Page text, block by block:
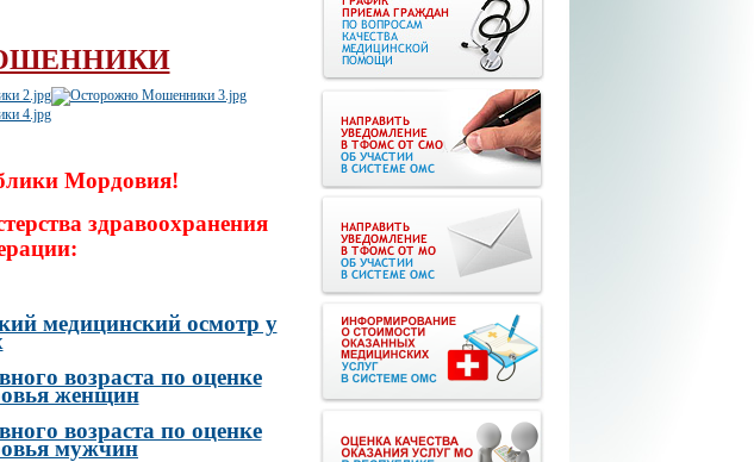
Мордовия!
здравоохранения
медицинский осмотр у
возраста по оценке
женщин
возраста по оценке
мужчин